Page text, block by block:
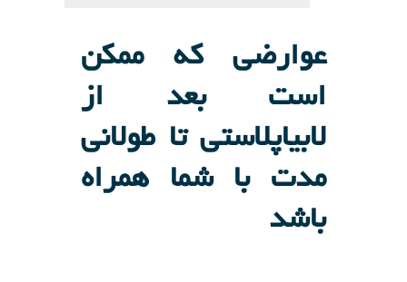
عوارضی که ممکن
است بعد از
لابیاپلاستی تا طولانی
مدت با شما همراه
باشد